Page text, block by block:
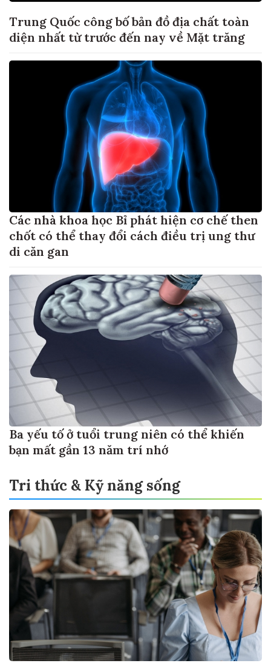
Trung Quốc công bố bản đồ địa chất toàn
diện nhất từ trước đến nay về Mặt trăng
Các nhà khoa học Bỉ phát hiện cơ chế then
chốt có thể thay đổi cách điều trị ung thư
di căn gan
Ba yếu tố ở tuổi trung niên có thể khiến
bạn mất gần 13 năm trí nhớ
Tri thức & Kỹ năng sống